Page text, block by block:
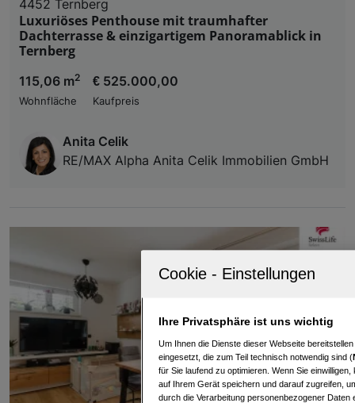
4452 Ternberg
Luxuriöses Penthouse mit traumhafter
Dachterrasse & einzigartigem Panoramablick in
Ternberg
115,06 m2
Wohnfläche
€ 525.000,00
Kaufpreis
Anita Celik
RE/MAX Alpha Anita Celik Immobilien GmbH
Ihre Privatsphäre ist uns wichtig
Um Ihnen die Dienste dieser Webseite
eingesetzt, die zum Teil technisch notwendig sind (
für Sie laufend zu optimieren. Wenn Sie
auf Ihrem Gerät speichern und darauf zugreifen,
durch die Verarbeitung personenbezogener